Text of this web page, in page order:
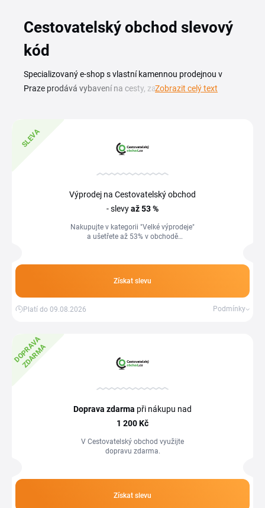
Cestovatelský obchod slevový
kód
Specializovaný e-shop s vlastní kamennou prodejnou v
Praze prodává vybavení na cesty, zavazadla, organizéry,
obaly na kufry, cestovní lékárničky i drobné dárky pro
cestovatele za výhodnější ceny. Největší úspory vychází na
kupóny Cestovatelský obchod nejčastěji překrývají s
repelenty nebo cestovní elektroniku se na stránce průběžně
Zobrazit celý text
SLEVA
Výprodej na Cestovatelský obchod
- slevyaž 53 %
Nakupujte v kategorii "Velké výprodeje"
a ušetřete až 53% v obchodě
Získat slevu
Platí do 09.08.2026 Podmínky
D
O
P
R
A
V
A
Z
D
A
R
M
A
Doprava zdarma při nákupu nad
1 200 Kč
V Cestovatelský obchod využijte
dopravu zdarma.
Získat slevu